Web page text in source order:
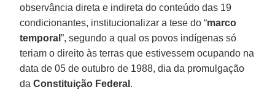
observância direta e indireta do conteúdo das 19
condicionantes, institucionalizar a tese do “marco
temporal”, segundo a qual os povos indígenas só
teriam o direito às terras que estivessem ocupando na
data de 05 de outubro de 1988, dia da promulgação
daConstituição Federal .